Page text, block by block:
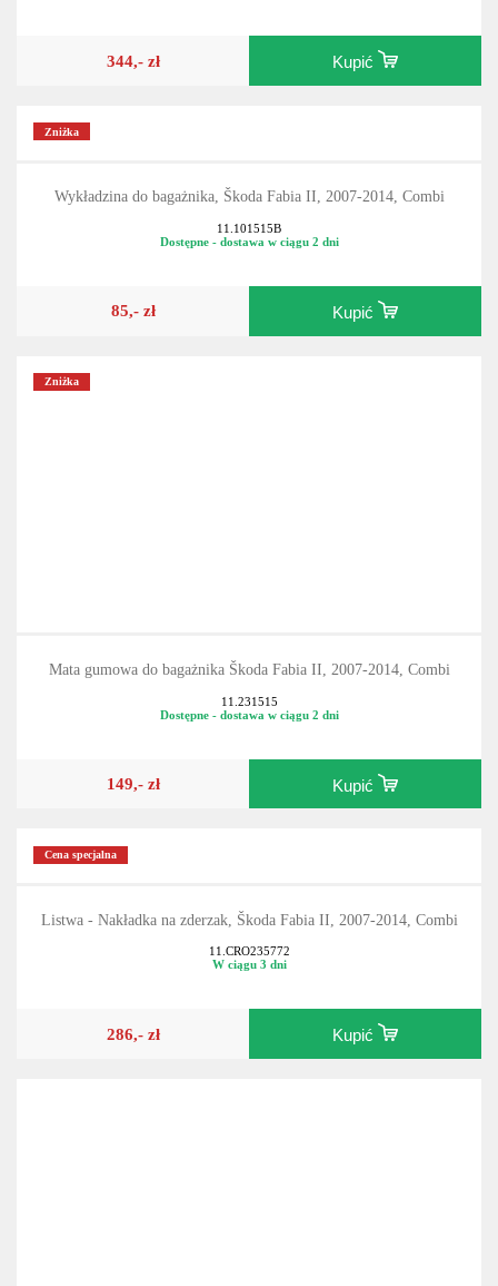
344,- zł Kupić
Zniżka
Wykładzina do bagażnika, Škoda Fabia II, 2007-2014, Combi
11.101515B
Dostępne - dostawa w ciągu 2 dni
85,- zł Kupić
Zniżka
Mata gumowa do bagażnika Škoda Fabia II, 2007-2014, Combi
11.231515
Dostępne - dostawa w ciągu 2 dni
149,- zł Kupić
Cena specjalna
Listwa - Nakładka na zderzak, Škoda Fabia II, 2007-2014, Combi
11.CRO235772
W ciągu 3 dni
286,- zł Kupić